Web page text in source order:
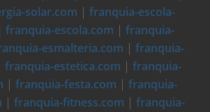
solar.com | franquia-escola-
franquia-escola.com | franquia-
esmalteria.com | franquia-
franquia-estetica.com | franquia-
| franquia-festa.com | franquia-
| franquia-fitness.com | franquia-